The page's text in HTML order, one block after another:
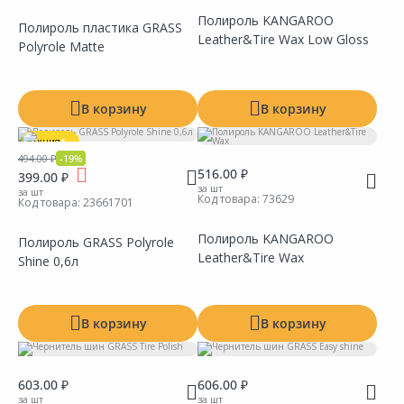
Полироль пластика GRASS
Polyrole Matte
В корзину
Полироль KANGAROO
Leather&Tire Wax Low Gloss
В корзину
Акция*
494.00 ₽ -19%
399.00 ₽
за шт
Код товара: 23661701
Полироль GRASS Polyrole
Shine 0,6л
В корзину
516.00 ₽
за шт
Код товара: 73629
Полироль KANGAROO
Leather&Tire Wax
В корзину
603.00 ₽
за шт
606.00 ₽
за шт